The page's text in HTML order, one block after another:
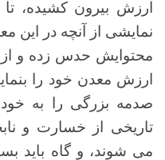
ارزش بیرون کشیده، تا
نمایشی از آنچه در این
محتوایش حدس زده و از
ارزش معدن خود را
صدمه بزرگی را به
تاریخی از خسارت و
می شوند، و گاه باید